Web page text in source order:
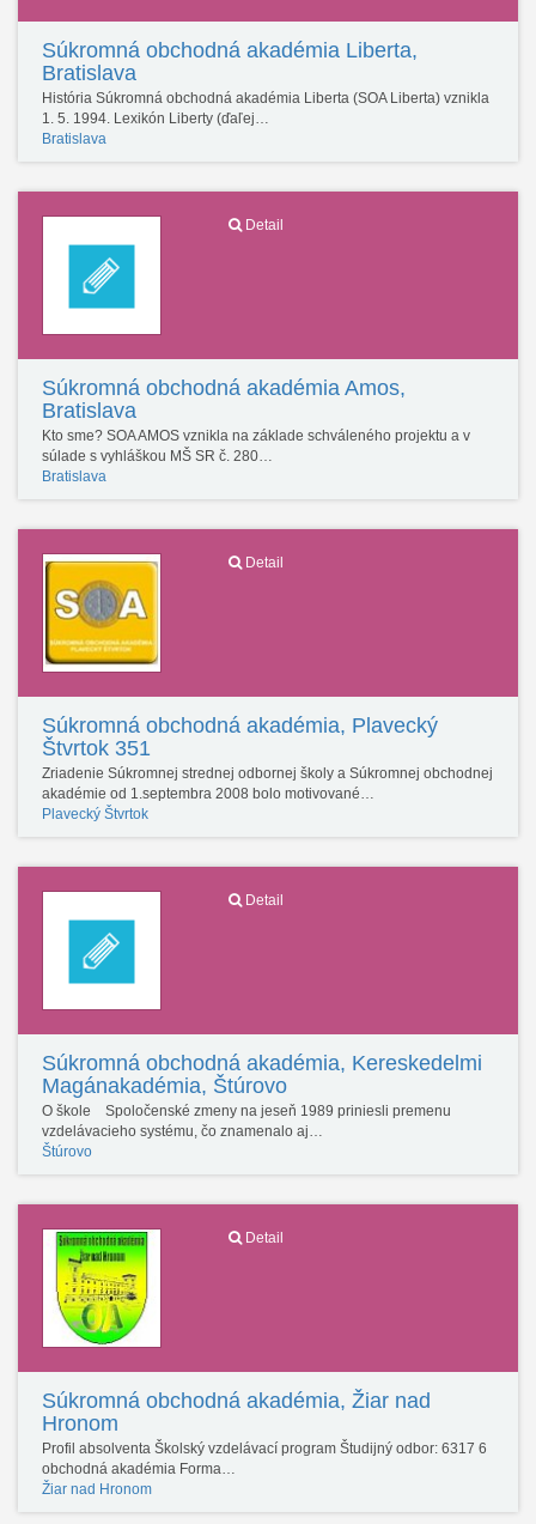
Súkromná obchodná akadémia Liberta,
Bratislava
História Súkromná obchodná akadémia Liberta (SOA Liberta) vznikla
1. 5. 1994. Lexikón Liberty (ďaľej…
Bratislava
Detail
Súkromná obchodná akadémia Amos,
Bratislava
Kto sme? SOA AMOS vznikla na základe schváleného projektu a v
súlade s vyhláškou MŠ SR č. 280…
Bratislava
Detail
Súkromná obchodná akadémia, Plavecký
Štvrtok 351
Zriadenie Súkromnej strednej odbornej školy a Súkromnej obchodnej
akadémie od 1.septembra 2008 bolo motivované…
Plavecký Štvrtok
Detail
Súkromná obchodná akadémia, Kereskedelmi
Magánakadémia, Štúrovo
O škole Spoločenské zmeny na jeseň 1989 priniesli premenu
vzdelávacieho systému, čo znamenalo aj…
Štúrovo
Detail
Súkromná obchodná akadémia, Žiar nad
Hronom
Profil absolventa Školský vzdelávací program Študijný odbor: 6317 6
obchodná akadémia Forma…
Žiar nad Hronom